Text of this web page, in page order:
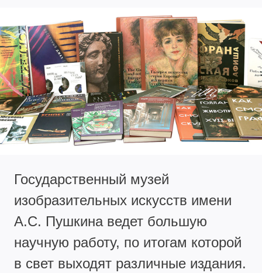
Государственный музей
изобразительных искусств имени
А.С. Пушкина ведет большую
научную работу, по итогам которой
в свет выходят различные издания.